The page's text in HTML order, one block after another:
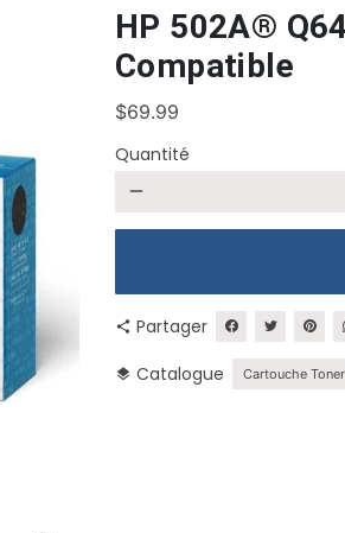
HP 502A®
Compatible
$69.99
Quantité
remove
share Partager
layers Catalogue Cartouche Toner